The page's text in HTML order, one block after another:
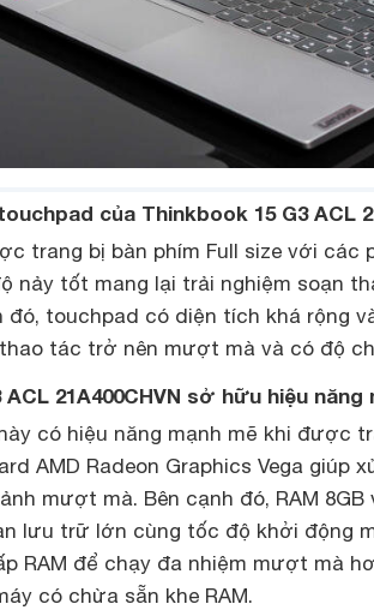
của Thinkbook 15 G3 ACL
trang bị bàn phím Full size với
nảy tốt mang lại trải nghiệm soạn
đó, touchpad có diện tích khá rộng
tác trở nên mượt mà và có độ
21A400CHVN sở hữu hiệu năng
có hiệu năng mạnh mẽ khi được
AMD Radeon Graphics Vega giúp
mượt mà. Bên cạnh đó, RAM 8GB
lưu trữ lớn cùng tốc độ khởi động
RAM để chạy đa nhiệm mượt mà
có chừa sẵn khe RAM.